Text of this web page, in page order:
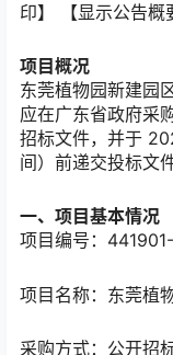
印】 【显示公告概
项目概况
东莞植物园新建园
应在广东省政府
招标文件，并于
间）前递交投标文件
一、项目基本情况
项目编号：
项目名称：东莞植
采购方式：公开招